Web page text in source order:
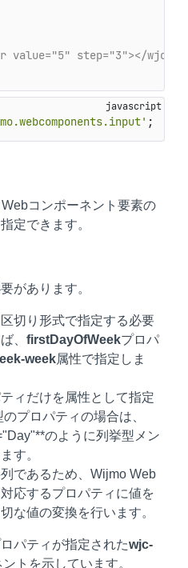
value="5" step="3"></wjc-
;
コンポーネント要素の
定できます。
があります。
切り形式で指定する必要
、 firstDayOfWeekプロパ
week属性で指定しま
ィだけを属性として指定
プロパティの場合は、
のように列挙型メン
す。
であるため、Wijmo Web
応するプロパティに値を
な値の変換を行います。
パティが指定されたwjc-
トを示しています。